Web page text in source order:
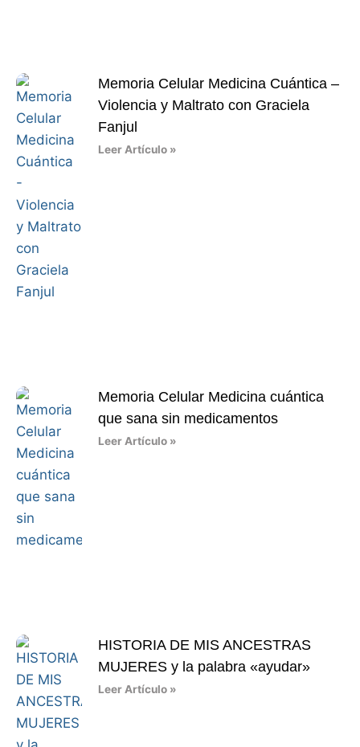
Memoria Celular Medicina Cuántica –
Violencia y Maltrato con Graciela
Fanjul
Leer Artículo »
Memoria Celular Medicina cuántica
que sana sin medicamentos
Leer Artículo »
HISTORIA DE MIS ANCESTRAS
MUJERES y la palabra «ayudar»
Leer Artículo »